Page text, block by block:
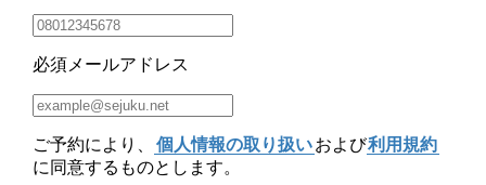
必須 メールアドレス
ご予約により、 個人情報の取り扱いおよび利用規約
に同意するものとします。